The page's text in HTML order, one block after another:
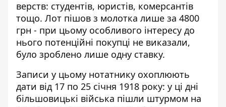
верств: студентів, юристів, комерсантів
тощо. Лот пішов з молотка лише за 4800
грн - при цьому особливого інтересу до
нього потенційні покупці не виказали,
було зроблено лише одну ставку.
Записи у цьому нотатнику охоплюють
дати від 17 по 25 січня 1918 року: у ці дні
більшовицькі війська пішли штурмом на